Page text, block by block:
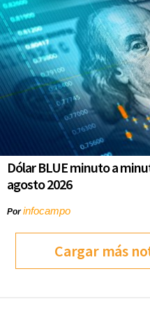
Dólar BLUE minuto a
agosto 2026
Porinfocampo
Cargar más